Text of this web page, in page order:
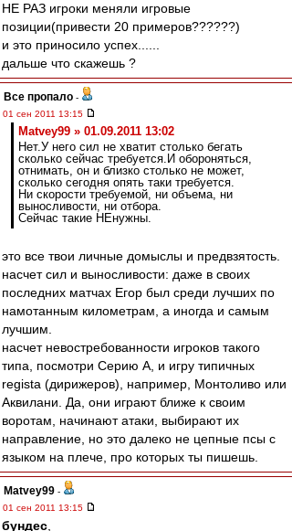
НЕ РАЗ игроки меняли игровые
позиции(привести 20 примеров??????)
и это приносило успех......
дальше что скажешь ?
Все пропало -
01 сен 2011 13:15
Matvey99 » 01.09.2011 13:02
Нет.У него сил не хватит столько бегать
сколько сейчас требуется.И обороняться,
отнимать, он и близко столько не может,
сколько сегодня опять таки требуется.
Ни скорости требуемой, ни объема, ни
выносливости, ни отбора.
Сейчас такие НЕнужны.
это все твои личные домыслы и предвзятость.
насчет сил и выносливости: даже в своих
последних матчах Егор был среди лучших по
намотанным километрам, а иногда и самым
лучшим.
насчет невостребованности игроков такого
типа, посмотри Серию А, и игру типичных
regista (дирижеров), например, Монтоливо или
Аквилани. Да, они играют ближе к своим
воротам, начинают атаки, выбирают их
направление, но это далеко не цепные псы с
языком на плече, про которых ты пишешь.
Matvey99 -
01 сен 2011 13:15
бундес